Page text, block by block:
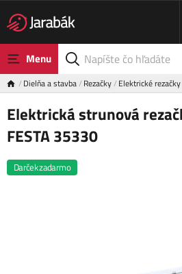
Menu
Dielňa a stavba Rezačky Elektrické rezačky
Elektrická strunová
FESTA 35330
Darček zadarmo